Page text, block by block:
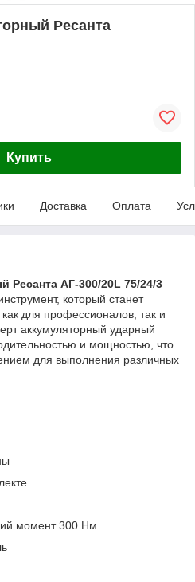
Ресанта
Купить
Доставка Оплата
Ресанта АГ-300/20L 75/24/3 –
который станет
для профессионалов, так и
аккумуляторный ударный
и мощностью, что
для выполнения различных
момент 300 Нм